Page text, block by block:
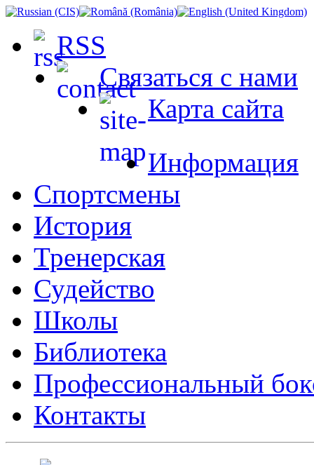
RSS
Связаться с нами
Карта сайта
Информация
Спортсмены
История
Тренерская
Судейство
Школы
Библиотека
Профессиональный
Контакты